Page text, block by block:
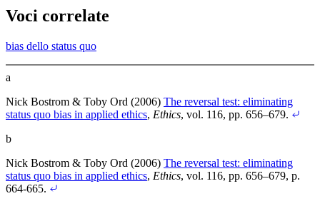
Voci correlate
bias dello status quo
a
Nick Bostrom & Toby Ord (2006) The reversal test: eliminating
status quo bias in applied ethics, Ethics, vol. 116, pp. 656–679.
b
Nick Bostrom & Toby Ord (2006) The reversal test: eliminating
status quo bias in applied ethics, Ethics, vol. 116, pp. 656–679, p.
664-665.